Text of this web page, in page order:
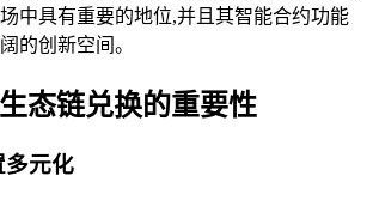
中具有重要的地位,并且其智能合约功能
的创新空间。
态链兑换的重要性
多元化